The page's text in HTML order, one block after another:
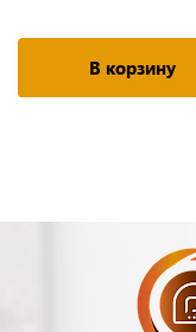
В корзину